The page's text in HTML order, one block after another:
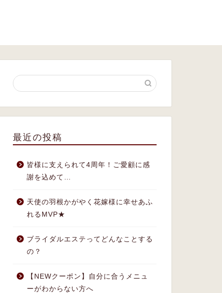
最近の投稿
皆様に支えられて4周年！ご愛顧に感
謝を込めて…
天使の羽根かがやく花嫁様に幸せあふ
れるMVP★
ブライダルエステってどんなことする
の？
【NEWクーポン】自分に合うメニュ
ーがわからない方へ